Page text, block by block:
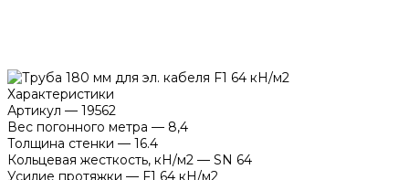
Характеристики
Артикул — 19562
Вес погонного метра — 8,4
Толщина стенки — 16.4
Кольцевая жесткость, кН/м2 — SN 64
Усилие протяжки — F1 64 кН/м2